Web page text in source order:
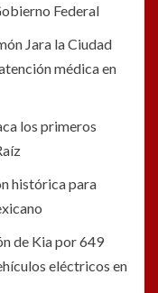
Federal
Jara la Ciudad
médica en
los primeros
histórica para
de Kia por 649
eléctricos en